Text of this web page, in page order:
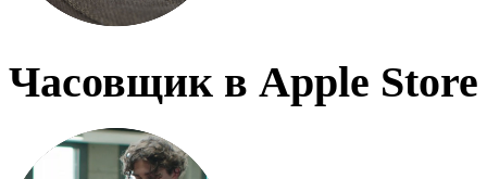
Часовщик в Apple Store